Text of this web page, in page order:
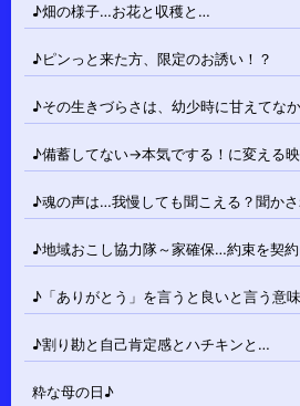
♪畑の様子…お花と収穫と…
♪ピンっと来た方、限定のお誘い！？
♪その生きづらさは、幼少時に甘えてな
♪備蓄してない→本気でする！に変える
♪魂の声は…我慢しても聞こえる？聞かさ
♪地域おこし協力隊～家確保…約束を契
♪「ありがとう」を言うと良いと言う意
♪割り勘と自己肯定感とハチキンと…
粋な母の日♪